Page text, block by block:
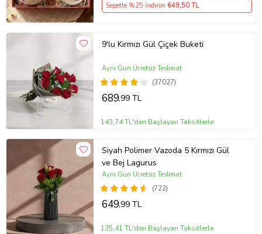
Sepette %25 İndirim 649,50 TL
9'lu Kırmızı Gül Çiçek Buketi
(37027)
Aynı Gün Ücretsiz Teslimat
689,99 TL
143,74 TL'den Başlayan Taksitlerle
Siyah Polimer Vazoda 5 Kırmızı Gül
ve Bej Lagurus
(722)
Aynı Gün Ücretsiz Teslimat
649,99 TL
135,41 TL'den Başlayan Taksitlerle